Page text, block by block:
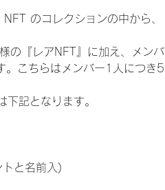
のコレクションの中から、
の『レアNFT』に加え、メンバ
。こちらはメンバー1人につき5
記となります。
と名前入)